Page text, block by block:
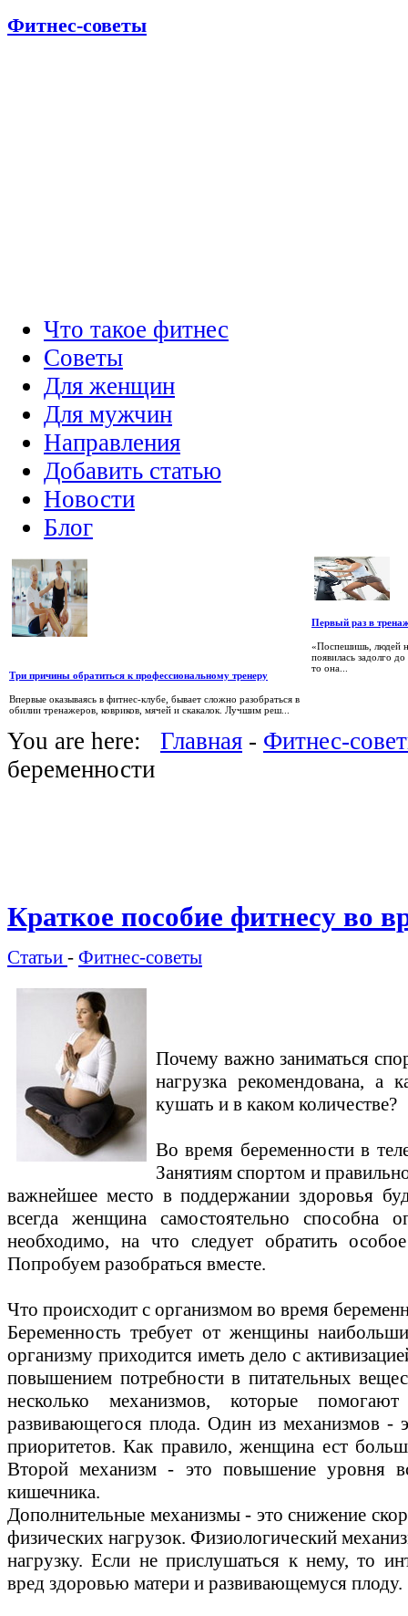
Фитнес-советы
Что такое фитнес
Советы
Для женщин
Для мужчин
Направления
Добавить статью
Новости
Блог
Три причины обратиться к профессиональному тренеру
Впервые оказываясь в фитнес-клубе, бывает сложно разобраться в
обилии тренажеров, ковриков, мячей и скакалок. Лучшим реш...
Первый раз в
«Поспешишь, людей
появилась задолго
то она...
You are here: Главная - Фитнес-
беременности
Краткое пособие фитнесу во
Статьи - Фитнес-советы
Почему важно заниматься
нагрузка рекомендована, а
кушать и в каком количестве?
Во время беременности в
Занятиям спортом и
важнейшее место в поддержании здоровья
всегда женщина самостоятельно способна
необходимо, на что следует обратить
Попробуем разобраться вместе.
Что происходит с организмом во время
Беременность требует от женщины
организму приходится иметь дело с
повышением потребности в питательных
несколько механизмов, которые
развивающегося плода. Один из механизмов -
приоритетов. Как правило, женщина ест
Второй механизм - это повышение уровня
кишечника.
Дополнительные механизмы - это снижение
физических нагрузок. Физиологический
нагрузку. Если не прислушаться к нему, то
вред здоровью матери и развивающемуся плоду.